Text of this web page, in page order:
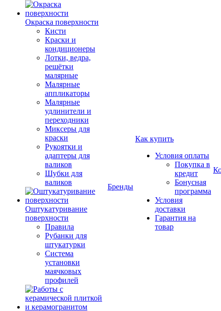
Окраска поверхности
Кисти
Краски и
кондиционеры
Лотки, ведра,
решётки
малярные
Малярные
аппликаторы
Малярные
удлинители и
переходники
Миксеры для
краски
Рукоятки и
адаптеры для
валиков
Шубки для
валиков
Оштукатуривание
поверхности
Правила
Рубанки для
штукатурки
Система
установки
маячковых
профилей
Бренды
Как купить
Условия оплаты
Покупка в
кредит
Бонусная
программа
Условия
доставки
Гарантия на
товар